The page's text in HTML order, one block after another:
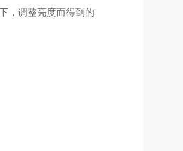
，调整亮度而得到的